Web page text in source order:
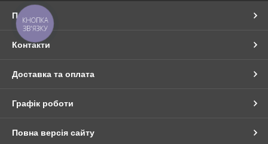
Про нас
Контакти
Доставка та оплата
Графік роботи
Повна версія сайту
КНОПКА
ЗВ'ЯЗКУ